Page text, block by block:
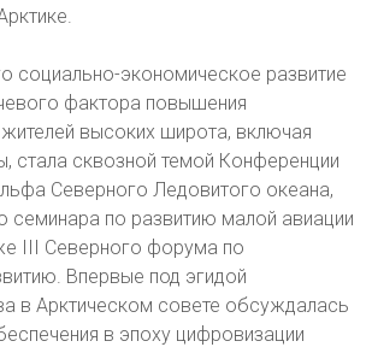
социально-экономическое развитие
фактора повышения
высоких широта, включая
стала сквозной темой Конференции
Северного Ледовитого океана,
семинара по развитию малой авиации
III Северного форума по
Впервые под эгидой
в Арктическом совете обсуждалась
в эпоху цифровизации